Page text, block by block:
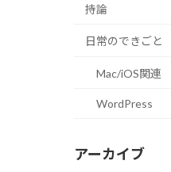
持論
日常のできごと
Mac/iOS関連
WordPress
アーカイブ